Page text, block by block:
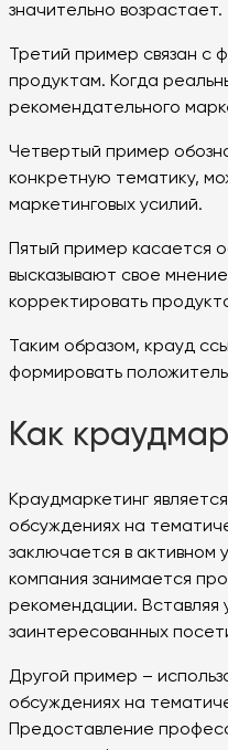
значительно возрастает.
Третий пример связан
продуктам. Когда
рекомендательного
Четвертый пример
конкретную тематику,
маркетинговых усилий.
Пятый пример касается
высказывают свое
корректировать
Таким образом, крауд
формировать
Как
Краудмаркетинг
обсуждениях на
заключается в активном
компания занимается
рекомендации. Вставляя
заинтересованных
Другой пример –
обсуждениях на
Предоставление